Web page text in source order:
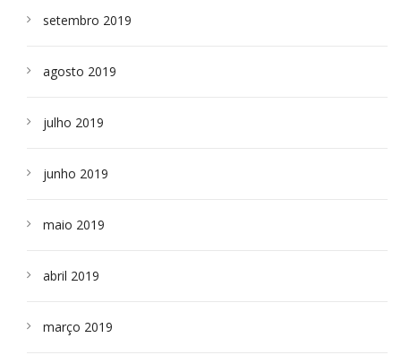
setembro 2019
agosto 2019
julho 2019
junho 2019
maio 2019
abril 2019
março 2019